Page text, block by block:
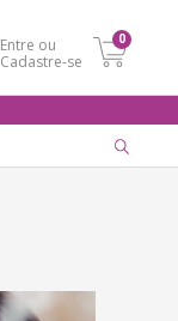
Entre ou
Cadastre-se
0